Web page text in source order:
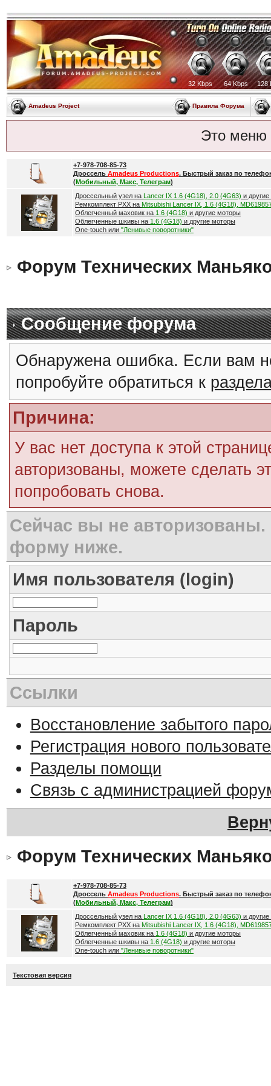
32 Kbps 64 Kbps 128
Amadeus Project Правила Форума
Это меню
+7-978-708-85-73
Дроссель Amadeus Productions. Быстрый заказ по
(Мобильный, Макс, Телеграм)
Дроссельный узел на Lancer IX 1.6 (4G18), 2.0 (4G63) и
Ремкомплект РХХ на Mitsubishi Lancer IX, 1.6 (4G18),
Облегченный маховик на 1.6 (4G18) и другие моторы
Облегченные шкивы на 1.6 (4G18) и другие моторы
One-touch или "Ленивые поворотники"
Форум Технических
Сообщение форума
Обнаружена ошибка. Если вам
попробуйте обратиться к
Причина:
У вас нет доступа к этой
авторизованы, можете сделать
попробовать снова.
Сейчас вы не авторизованы.
форму ниже.
Имя пользователя (login)
Пароль
Ссылки
Восстановление забытого
Регистрация нового
Разделы помощи
Связь с администрацией
Форум Технических
+7-978-708-85-73
Дроссель Amadeus Productions. Быстрый заказ по
(Мобильный, Макс, Телеграм)
Дроссельный узел на Lancer IX 1.6 (4G18), 2.0 (4G63) и
Ремкомплект РХХ на Mitsubishi Lancer IX, 1.6 (4G18),
Облегченный маховик на 1.6 (4G18) и другие моторы
Облегченные шкивы на 1.6 (4G18) и другие моторы
One-touch или "Ленивые поворотники"
Текстовая версия